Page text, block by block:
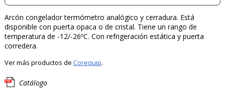
Arcón congelador termómetro analógico y cerradura. Está
disponible con puerta opaca o de cristal. Tiene un rango de
temperatura de -12/-26ºC. Con refrigeración estática y puerta
corredera.
Ver más productos de Corequip.
Catálogo